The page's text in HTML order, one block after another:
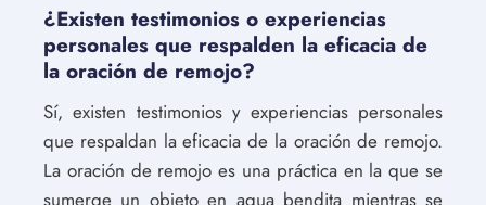
¿Existen testimonios o experiencias
personales que respalden la eficacia de
la oración de remojo?
Sí, existen testimonios y experiencias personales
que respaldan la eficacia de la oración de remojo.
La oración de remojo es una práctica en la que se
sumerge un objeto en agua bendita mientras se